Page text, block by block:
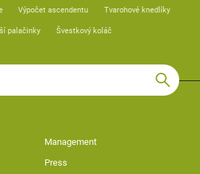
Výpočet ascendentu Tvarohové knedlíky
palačinky Švestkový koláč
Management
Press